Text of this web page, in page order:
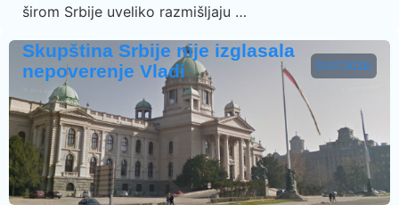
širom Srbije uveliko razmišljaju …
31.07.2026.
Skupština Srbije nije izglasala
nepoverenje Vladi